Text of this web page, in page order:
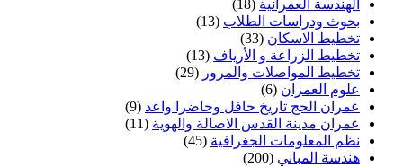
الهندسة العمرانية (18)
بحوث ودراسات الطلاب (13)
تخطيط الاسكان (33)
تخطيط الزراعة و الأرياف (13)
تخطيط المواصلات والمرور (29)
علوم العمران (6)
عمران الحج تاريخ حافل وحاضرا واعد (9)
عمران مدينة القدس الاصالة والهوية (11)
نظم المعلومات الجغرافية (45)
هندسة المباني (200)